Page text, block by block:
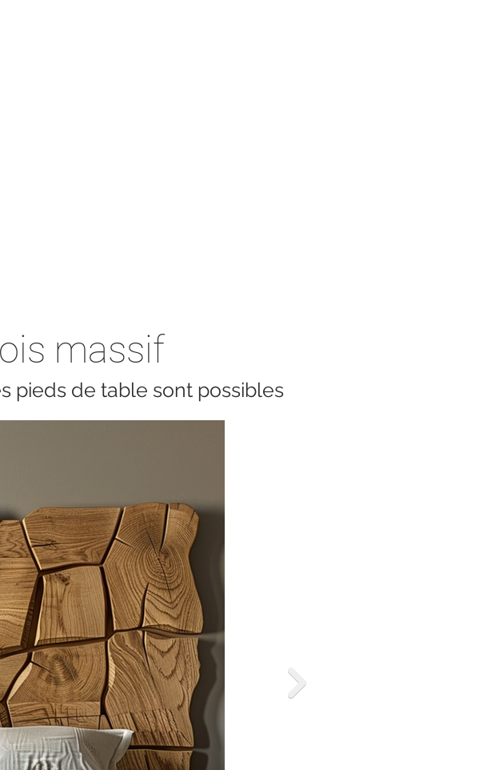
massif
pieds de table sont possibles